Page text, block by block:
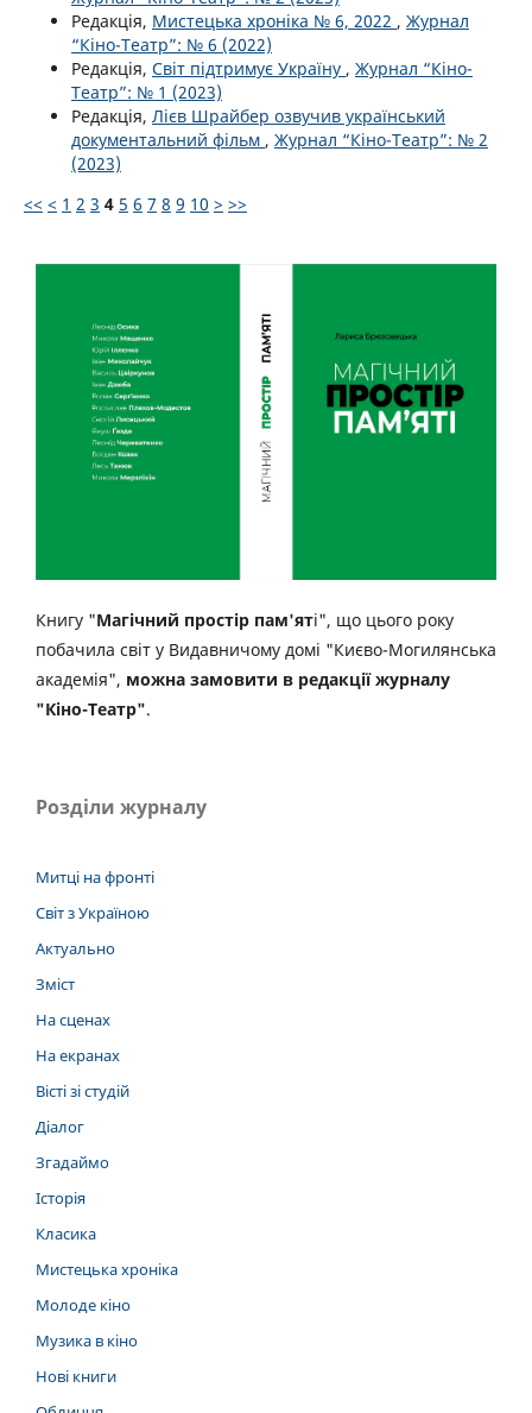
Редакція, Мистецька хроніка № 6, 2022 , Журнал
“Кіно-Театр”: № 6 (2022)
Редакція, Світ підтримує Україну , Журнал “Кіно-
Театр”: № 1 (2023)
Редакція, Лієв Шрайбер озвучив український
документальний фільм , Журнал “Кіно-Театр”: № 2
(2023)
<< < 1 2 3 4 5 6 7 8 9 10 > >>
Книгу "Магічний простір пам'яті", що цього року
побачила світ у Видавничому домі "Києво-Могилянська
академія", можна замовити в редакції журналу
"Кіно-Театр".
Розділи журналу
Митці на фронті
Світ з Україною
Актуально
Зміст
На сценах
На екранах
Вісті зі студій
Діалог
Згадаймо
Історія
Класика
Мистецька хроніка
Молоде кіно
Музика в кіно
Нові книги